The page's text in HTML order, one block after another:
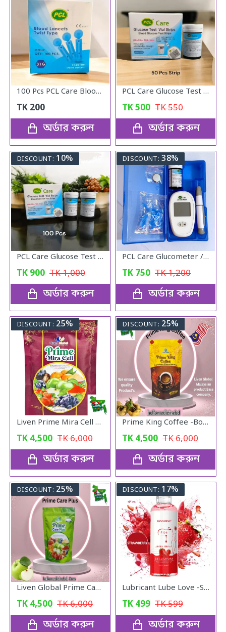
100 Pcs PCL Care Blood Lancet Needle
TK 200
অর্ডার করুন
PCL Care Glucose Test Vial Strips 50pcs
TK500 TK550
অর্ডার করুন
DISCOUNT: 10%
PCL Care Glucose Test Vial Strips 100pcs.
TK 900 TK1,000
অর্ডার করুন
DISCOUNT: 38%
PCL Care Glucometer / Diabetics machine
TK 750 TK1,200
অর্ডার করুন
DISCOUNT: 25%
Liven Prime Mira Cell Triple Stem Cell Botanical Beverage - Apple, Grape & Strawberry Stem Cells with Vitamin C (15 Sachets)
TK 4,500 TK6,000
অর্ডার করুন
DISCOUNT: 25%
Prime King Coffee -Boost Your Stamina
TK 4,500 TK6,000
অর্ডার করুন
DISCOUNT: 25%
Liven Global Prime CarePlus Apple Stem Cell & Blackcurrant Collagen Drink Mix with Mixberries Extract and Vitamin C (20 Sachets)
TK 4,500 TK6,000
অর্ডার করুন
DISCOUNT: 17%
Lubricant Lube Love -Stroberry Gel
TK 499 TK599
অর্ডার করুন